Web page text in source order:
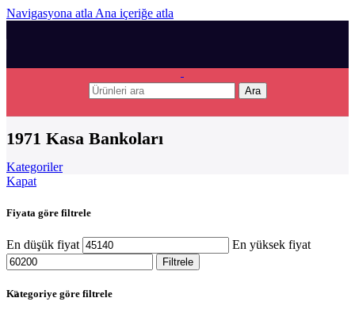
Navigasyona atla Ana içeriğe atla
Ara
1971 Kasa Bankoları
Kategoriler
Kapat
Fiyata göre filtrele
En düşük fiyat En yüksek fiyat
Filtrele
Kategoriye göre filtrele